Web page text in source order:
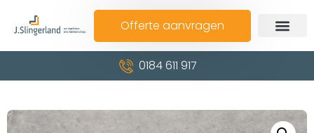
Offerte aanvragen
0184 611 917